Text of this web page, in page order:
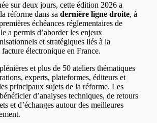
sur deux jours, cette édition 2026 a
réforme dans sa dernière ligne droite, à
échéances réglementaires de
a permis d’aborder les enjeux
et stratégiques liés à la
électronique en France.
et plus de 50 ateliers thématiques
experts, plateformes, éditeurs et
principaux sujets de la réforme. Les
d’analyses techniques, de retours
et d’échanges autour des meilleures